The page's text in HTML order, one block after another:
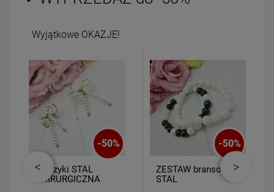
Wyjątkowe OKAZJE!
-50%
Kolczyki STAL
CHIRURGICZNA
-50%
ZESTAW bransoletki
STAL